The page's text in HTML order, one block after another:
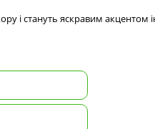
стануть яскравим акцентом